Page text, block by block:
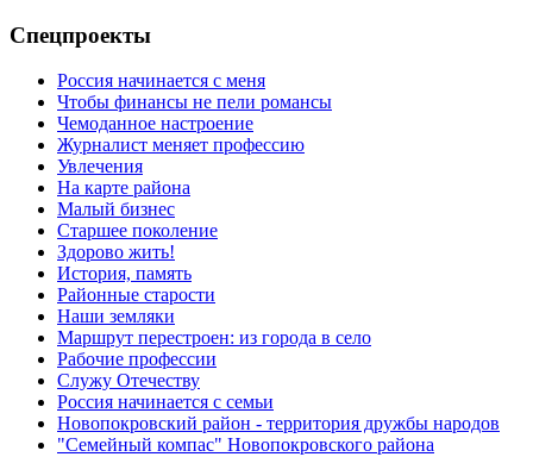
Спецпроекты
Россия начинается с меня
Чтобы финансы не пели романсы
Чемоданное настроение
Журналист меняет профессию
Увлечения
На карте района
Малый бизнес
Старшее поколение
Здорово жить!
История, память
Районные старости
Наши земляки
Маршрут перестроен: из города в село
Рабочие профессии
Служу Отечеству
Россия начинается с семьи
Новопокровский район - территория дружбы народов
"Семейный компас" Новопокровского района